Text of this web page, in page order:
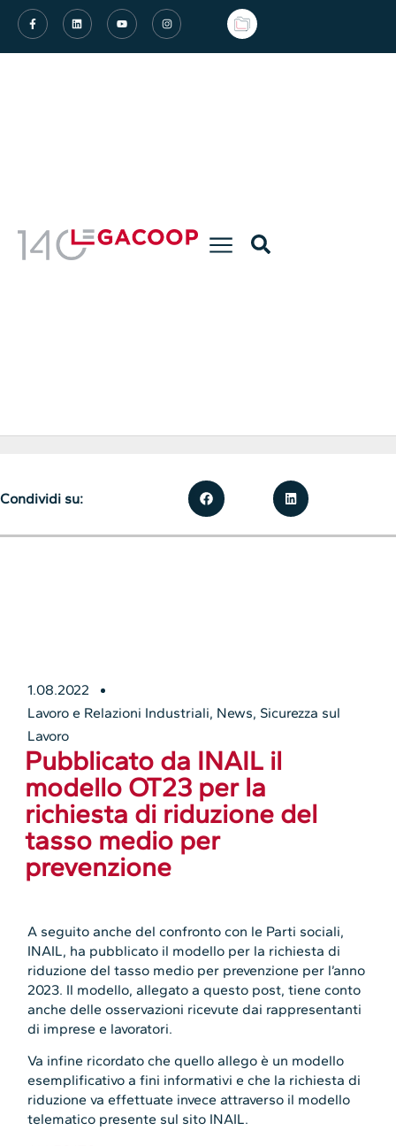
1.08.2022
Lavoro e Relazioni Industriali, News, Sicurezza sul
Lavoro
Pubblicato da INAIL il
modello OT23 per la
richiesta di riduzione del
tasso medio per
prevenzione
A seguito anche del confronto con le Parti sociali,
INAIL, ha pubblicato il modello per la richiesta di
riduzione del tasso medio per prevenzione per l’anno
2023. Il modello, allegato a questo post, tiene conto
anche delle osservazioni ricevute dai rappresentanti
di imprese e lavoratori.
Va infine ricordato che quello allego è un modello
esemplificativo a fini informativi e che la richiesta di
riduzione va effettuate invece attraverso il modello
telematico presente sul sito INAIL.
Condividi su: